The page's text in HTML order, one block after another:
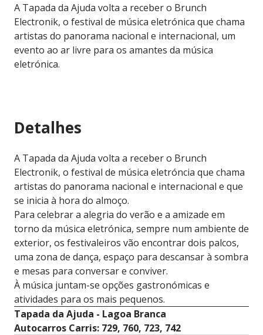
A Tapada da Ajuda volta a receber o Brunch
Electronik, o festival de música eletrónica que chama
artistas do panorama nacional e internacional, um
evento ao ar livre para os amantes da música
eletrónica.
Detalhes
A Tapada da Ajuda volta a receber o Brunch
Electronik, o festival de música eletróncia que chama
artistas do panorama nacional e internacional e que
se inicia à hora do almoço.
Para celebrar a alegria do verão e a amizade em
torno da música eletrónica, sempre num ambiente de
exterior, os festivaleiros vão encontrar dois palcos,
uma zona de dança, espaço para descansar à sombra
e mesas para conversar e conviver.
À música juntam-se opções gastronómicas e
atividades para os mais pequenos.
Tapada da Ajuda - Lagoa Branca
Autocarros Carris: 729, 760, 723, 742